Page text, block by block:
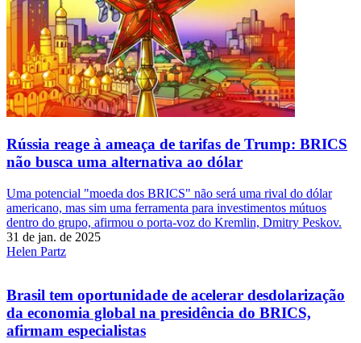
Rússia reage à ameaça de tarifas de Trump: BRICS
não busca uma alternativa ao dólar
Uma potencial "moeda dos BRICS" não será uma rival do dólar
americano, mas sim uma ferramenta para investimentos mútuos
dentro do grupo, afirmou o porta-voz do Kremlin, Dmitry Peskov.
31 de jan. de 2025
Helen Partz
Brasil tem oportunidade de acelerar desdolarização
da economia global na presidência do BRICS,
afirmam especialistas